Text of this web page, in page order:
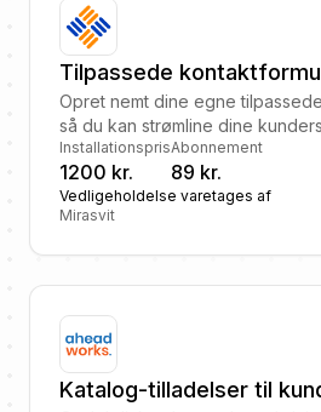
Tilpassede
Opret nemt dine egne
så du kan strømline dine
Installationspris
1200 kr.
Abonnement
89 kr.
Vedligeholdelse varetages af
Mirasvit
Katalog-tilladelser til